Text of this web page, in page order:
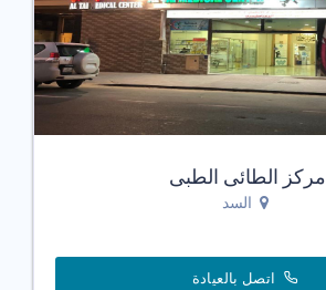
مركز الطائى الطبى
السد
اتصل بالعيادة